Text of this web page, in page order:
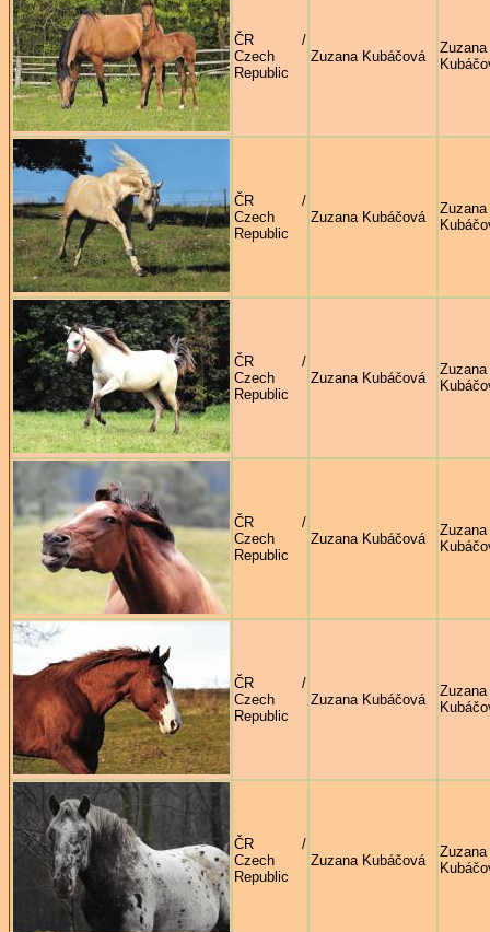
ČR /
Czech
Republic
Zuzana Kubáčová
Zuzana
ČR /
Czech
Republic
Zuzana Kubáčová
Zuzana
ČR /
Czech
Republic
Zuzana Kubáčová
Zuzana
ČR /
Czech
Republic
Zuzana Kubáčová
Zuzana
ČR /
Czech
Republic
Zuzana Kubáčová
Zuzana
ČR /
Czech
Republic
Zuzana Kubáčová
Zuzana